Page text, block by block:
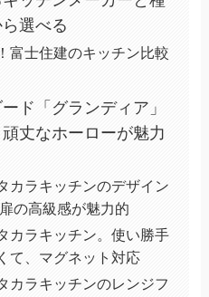
選べる
富士住建のキッチン比較
ド「グランディア」
頑丈なホーローが魅力
カラキッチンのデザイン
の高級感が魅力的
カラキッチン。使い勝手
て、マグネット対応
カラキッチンのレンジフ